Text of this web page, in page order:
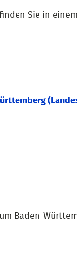
Sie in einem
Baden-